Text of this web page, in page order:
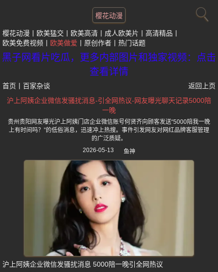
樱花动漫
樱花动漫 欧美猛交 欧美高清 成人欧美片
高清精品
欧美免费视频
欧美做爱 原创作者 热门话题
黑子网看片吃瓜，更多内部图片和独家视频：点击
查看详情
首页 百家杂谈
返回上页
沪上阿姨企业微信发骚扰消息-引全网热议-网友曝光聊天记录5000陪
一晚
贵州贵阳网友曝光沪上阿姨门店企业微信账号何贤齐向顾客发送“5000陪我一晚
上有时间吗？”的低俗消息，迅速冲上热搜。事件引发网友对网红品牌客服管理
的广泛质疑。
2026-05-13
鱼神
沪上阿姨企业微信发骚扰消息 5000陪一晚引全网热议